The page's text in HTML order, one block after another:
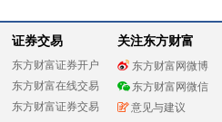
证券交易
东方财富证券开户
东方财富在线交易
东方财富证券交易
关注东方财富
东方财富网微博
东方财富网微信
意见与建议